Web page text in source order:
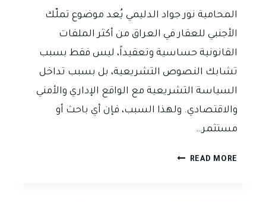
المحامية نور جواد الدليمي يُعد موضوع تملّك
الأجنبي للعقار في العراق من أكثر الملفات
القانونية حساسية وتعقيداً، ليس فقط بسبب
تشابك النصوص التشريعية، بل بسبب تداخل
السياسة التشريعية مع الواقع الإداري والأمني
والاقتصادي. ولهذا السبب، فإن أي باحث أو
مستثمر…
READ MORE تملّك